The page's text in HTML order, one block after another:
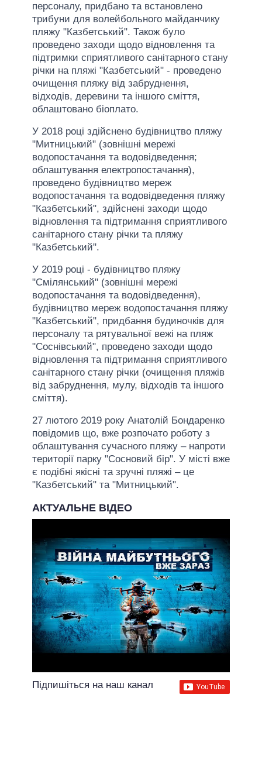
персоналу, придбано та встановлено
трибуни для волейбольного майданчику
пляжу "Казбетський". Також було
проведено заходи щодо відновлення та
підтримки сприятливого санітарного стану
річки на пляжі "Казбетський" - проведено
очищення пляжу від забруднення,
відходів, деревини та іншого сміття,
облаштовано біоплато.
У 2018 році здійснено будівництво пляжу
"Митницький" (зовнішні мережі
водопостачання та водовідведення;
облаштування електропостачання),
проведено будівництво мереж
водопостачання та водовідведення пляжу
"Казбетський", здійснені заходи щодо
відновлення та підтримання сприятливого
санітарного стану річки та пляжу
"Казбетський".
У 2019 році - будівництво пляжу
"Смілянський" (зовнішні мережі
водопостачання та водовідведення),
будівництво мереж водопостачання пляжу
"Казбетський", придбання будиночків для
персоналу та рятувальної вежі на пляж
"Соснівський", проведено заходи щодо
відновлення та підтримання сприятливого
санітарного стану річки (очищення пляжів
від забруднення, мулу, відходів та іншого
сміття).
27 лютого 2019 року Анатолій Бондаренко
повідомив що, вже розпочато роботу з
облаштування сучасного пляжу – напроти
території парку "Сосновий бір". У місті вже
є подібні якісні та зручні пляжі – це
"Казбетський" та "Митницький".
АКТУАЛЬНЕ ВІДЕО
Підпишіться на наш канал